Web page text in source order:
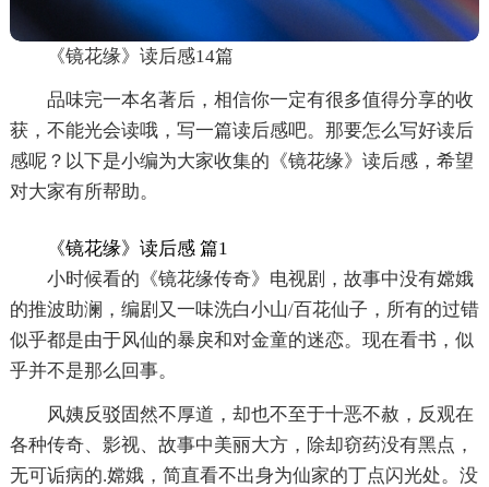
《镜花缘》读后感14篇
品味完一本名著后，相信你一定有很多值得分享的收
获，不能光会读哦，写一篇读后感吧。那要怎么写好读后
感呢？以下是小编为大家收集的《镜花缘》读后感，希望
对大家有所帮助。
《镜花缘》读后感 篇1
小时候看的《镜花缘传奇》电视剧，故事中没有嫦娥
的推波助澜，编剧又一味洗白小山/百花仙子，所有的过错
似乎都是由于风仙的暴戾和对金童的迷恋。现在看书，似
乎并不是那么回事。
风姨反驳固然不厚道，却也不至于十恶不赦，反观在
各种传奇、影视、故事中美丽大方，除却窃药没有黑点，
无可诟病的.嫦娥，简直看不出身为仙家的丁点闪光处。没